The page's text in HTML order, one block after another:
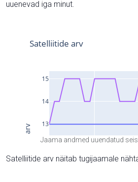
uuenevad iga minut.
Jaama andmed uuendatud
Satelliitide arv näitab tugijaamale